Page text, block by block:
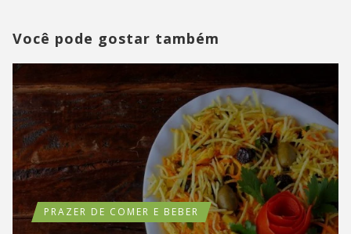
Você pode gostar também
PRAZER DE COMER E BEBER